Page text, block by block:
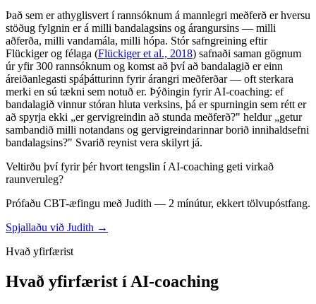
Það sem er athyglisvert í rannsóknum á mannlegri meðferð er hversu
stöðug fylgnin er á milli bandalagsins og árangursins — milli
aðferða, milli vandamála, milli hópa. Stór safngreining eftir
Flückiger og félaga (Flückiger et al., 2018) safnaði saman gögnum
úr yfir 300 rannsóknum og komst að því að bandalagið er einn
áreiðanlegasti spáþátturinn fyrir árangri meðferðar — oft sterkara
merki en sú tækni sem notuð er. Þýðingin fyrir AI-coaching: ef
bandalagið vinnur stóran hluta verksins, þá er spurningin sem rétt er
að spyrja ekki „er gervigreindin að stunda meðferð?" heldur „getur
sambandið milli notandans og gervigreindarinnar borið innihaldsefni
bandalagsins?" Svarið reynist vera skilyrt já.
Veltirðu því fyrir þér hvort tengslin í AI-coaching geti virkað
raunveruleg?
Prófaðu CBT-æfingu með Judith — 2 mínútur, ekkert tölvupóstfang.
Spjallaðu við Judith →
Hvað yfirfærist
Hvað yfirfærist í AI-coaching